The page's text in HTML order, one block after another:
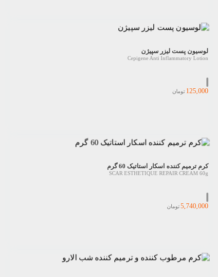
لوسیون پست لیزر سپیژن
Cepigene Anti Inflammatory Lotion
125,000 تومان
کرم ترمیم کننده اسکار استاتیک 60 گرم
SCAR ESTHETIQUE REPAIR CREAM 60g
5,740,000تومان